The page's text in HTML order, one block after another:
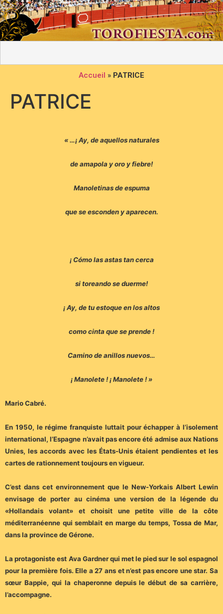
Accueil » PATRICE
PATRICE
« …¡ Ay, de aquellos naturales
de amapola y oro y fiebre!
Manoletinas de espuma
que se esconden y aparecen.
¡ Cómo las astas tan cerca
si toreando se duerme!
¡ Ay, de tu estoque en los altos
como cinta que se prende !
Camino de anillos nuevos…
¡ Manolete ! ¡ Manolete ! »
Mario Cabré.
En 1950, le régime franquiste luttait pour échapper à l’isolement
international, l’Espagne n’avait pas encore été admise aux Nations
Unies, les accords avec les États-Unis étaient pendientes et les
cartes de rationnement toujours en vigueur.
C’est dans cet environnement que le New-Yorkais Albert Lewin
envisage de porter au cinéma une version de la légende du
«Hollandais volant» et choisit une petite ville de la côte
méditerranéenne qui semblait en marge du temps, Tossa de Mar,
dans la province de Gérone.
La protagoniste est Ava Gardner qui met le pied sur le sol espagnol
pour la première fois. Elle a 27 ans et n’est pas encore une star. Sa
sœur Bappie, qui la chaperonne depuis le début de sa carrière,
l’accompagne.